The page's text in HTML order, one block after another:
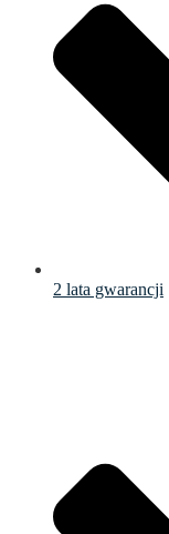
2 lata gwarancji